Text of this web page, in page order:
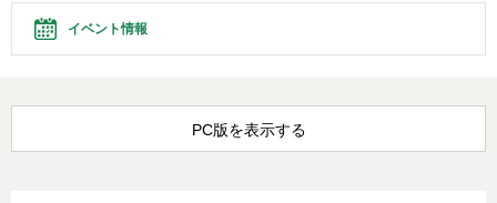
イベント情報
PC版を表示する